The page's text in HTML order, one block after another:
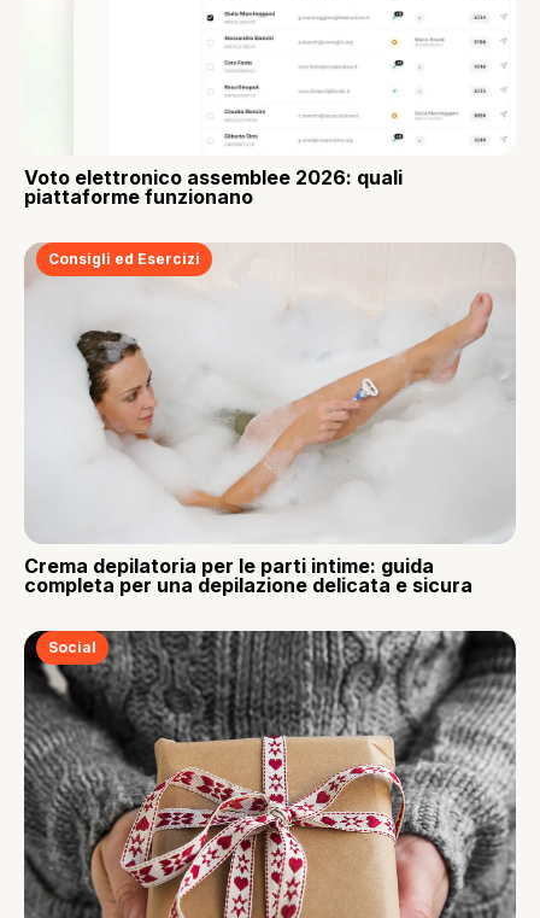
Voto elettronico assemblee 2026: quali
piattaforme funzionano
Consigli ed Esercizi
Crema depilatoria per le parti intime: guida
completa per una depilazione delicata e sicura
Social